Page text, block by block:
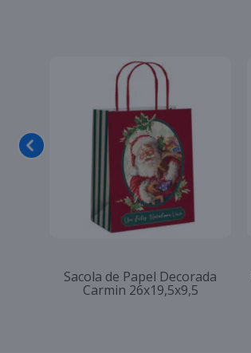
Sacola de Papel Decorada
Carmin 26x19,5x9,5